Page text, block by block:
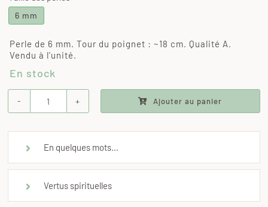
6 mm
Perle de 6 mm. Tour du poignet : ~18 cm. Qualité A.
Vendu à l’unité.
En stock
quantité
Bracelet
Ajouter au panier
En quelques mots...
Vertus spirituelles